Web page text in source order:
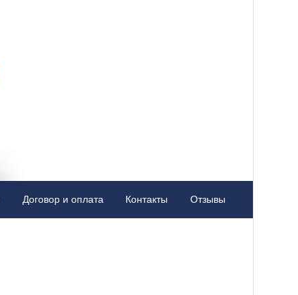
Договор и оплата Контакты Отзывы